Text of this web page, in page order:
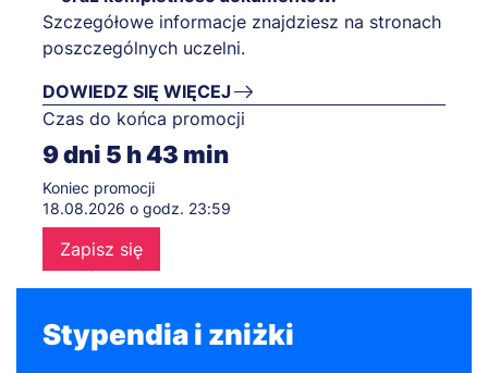
Szczegółowe informacje znajdziesz na stronach
poszczególnych uczelni.
DOWIEDZ SIĘ WIĘCEJ
Czas do końca promocji
9dni 5 h43 min
Koniec promocji
18.08.2026 o godz. 23:59
Zapisz się
Stypendia i zniżki